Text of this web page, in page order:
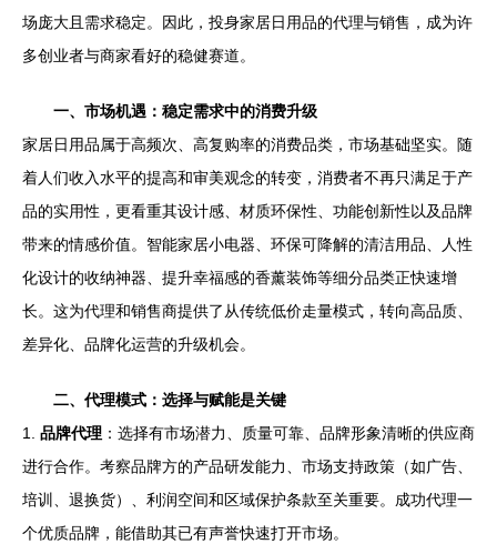
场庞大且需求稳定。因此，投身家居日用品的代理与销售，成为许
多创业者与商家看好的稳健赛道。
一、市场机遇：稳定需求中的消费升级
家居日用品属于高频次、高复购率的消费品类，市场基础坚实。随
着人们收入水平的提高和审美观念的转变，消费者不再只满足于产
品的实用性，更看重其设计感、材质环保性、功能创新性以及品牌
带来的情感价值。智能家居小电器、环保可降解的清洁用品、人性
化设计的收纳神器、提升幸福感的香薰装饰等细分品类正快速增
长。这为代理和销售商提供了从传统低价走量模式，转向高品质、
差异化、品牌化运营的升级机会。
二、代理模式：选择与赋能是关键
1. 品牌代理 ：选择有市场潜力、质量可靠、品牌形象清晰的供应商
进行合作。考察品牌方的产品研发能力、市场支持政策（如广告、
培训、退换货）、利润空间和区域保护条款至关重要。成功代理一
个优质品牌，能借助其已有声誉快速打开市场。